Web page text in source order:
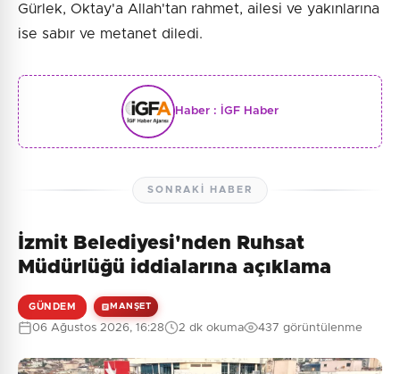
Gürlek, Oktay'a Allah'tan rahmet, ailesi ve yakınlarına
ise sabır ve metanet diledi.
Haber : İGF Haber
SONRAKI HABER
İzmit Belediyesi'nden Ruhsat
Müdürlüğü iddialarına açıklama
GÜNDEM MANŞET
06 Ağustos 2026, 16:28 2 dk okuma 437 görüntülenme